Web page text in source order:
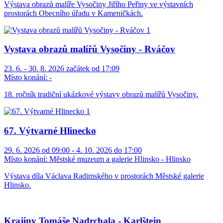
Výstava obrazů malíře Vysočiny Jiřího Peřiny ve výstavních
prostorách Obecního úřadu v Kameničkách.
Vystava obrazů malířů Vysočiny - Rváčov
23. 6. - 30. 8. 2026 začátek od 17:09
Místo konání: -
18. ročník tradiční ukázkové výstavy obrazů malířů Vysočiny.
67. Výtvarné Hlinecko
29. 6. 2026 od 09:00 - 4. 10. 2026 do 17:00
Místo konání: Městské muzeum a galerie Hlinsko - Hlinsko
Výstava díla Václava Radimského v prostorách Městské galerie
Hlinsko.
Krajiny Tomáše Nadrchala - Karlštejn